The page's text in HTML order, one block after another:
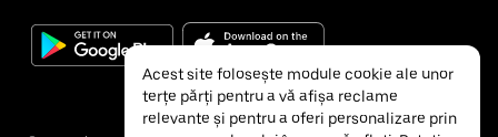
Acest site folosește module cookie ale unor
terțe părți pentru a vă afișa reclame
relevante și pentru a oferi personalizare prin